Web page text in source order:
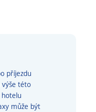
příjezdu
výše této
hotelu
může být